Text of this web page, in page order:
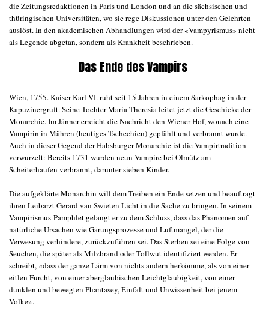
die Zeitungsredaktionen in Paris und London und an die sächsischen und
thüringischen Universitäten, wo sie rege Diskussionen unter den Gelehrten
auslöst. In den akademischen Abhandlungen wird der «Vampyrismus» nicht
als Legende abgetan, sondern als Krankheit beschrieben.
Das Ende des Vampirs
Wien, 1755. Kaiser Karl VI. ruht seit 15 Jahren in einem Sarkophag in der
Kapuzinergruft. Seine Tochter Maria Theresia leitet jetzt die Geschicke der
Monarchie. Im Jänner erreicht die Nachricht den Wiener Hof, wonach eine
Vampirin in Mähren (heutiges Tschechien) gepfählt und verbrannt wurde.
Auch in dieser Gegend der Habsburger Monarchie ist die Vampirtradition
verwurzelt: Bereits 1731 wurden neun Vampire bei Olmütz am
Scheiterhaufen verbrannt, darunter sieben Kinder.
Die aufgeklärte Monarchin will dem Treiben ein Ende setzen und beauftragt
ihren LeibarztGerard van Swieten Licht in die Sache zu bringen. In seinem
Vampirismus-Pamphlet gelangt er zu dem Schluss, dass das Phänomen auf
natürliche Ursachen wie Gärungsprozesse und Luftmangel, der die
Verwesung verhindere, zurückzuführen sei. Das Sterben sei eine Folge von
Seuchen, die später als Milzbrand oder Tollwut identifiziert werden. Er
schreibt, «dass der ganze Lärm von nichts andern herkömme, als von einer
eitlen Furcht, von einer aberglaubischen Leichtglaubigkeit, von einer
dunklen und bewegten Phantasey, Einfalt und Unwissenheit bei jenem
Volke».